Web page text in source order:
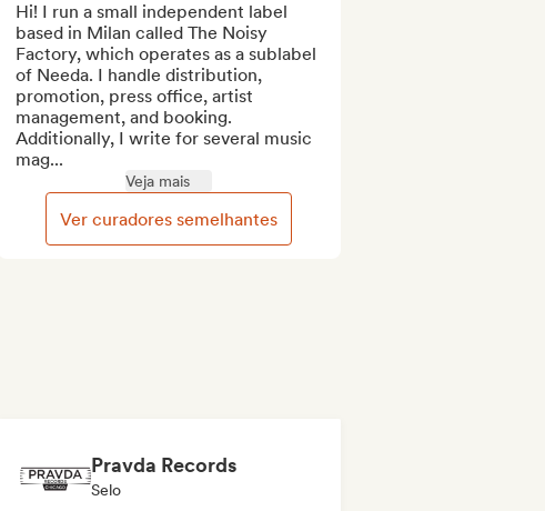
Hi! I run a small independent label
based in Milan called The Noisy
Factory, which operates as a sublabel
of Needa. I handle distribution,
promotion, press office, artist
management, and booking.
Additionally, I write for several music
mag...
Veja mais
Ver curadores semelhantes
Pravda Records
Selo